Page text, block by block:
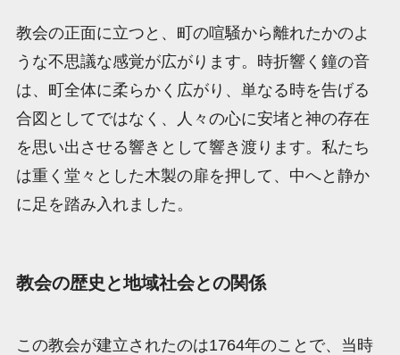
教会の正面に立つと、町の喧騒から離れたかのよ
うな不思議な感覚が広がります。時折響く鐘の音
は、町全体に柔らかく広がり、単なる時を告げる
合図としてではなく、人々の心に安堵と神の存在
を思い出させる響きとして響き渡ります。私たち
は重く堂々とした木製の扉を押して、中へと静か
に足を踏み入れました。
教会の歴史と地域社会との関係
この教会が建立されたのは1764年のことで、当時